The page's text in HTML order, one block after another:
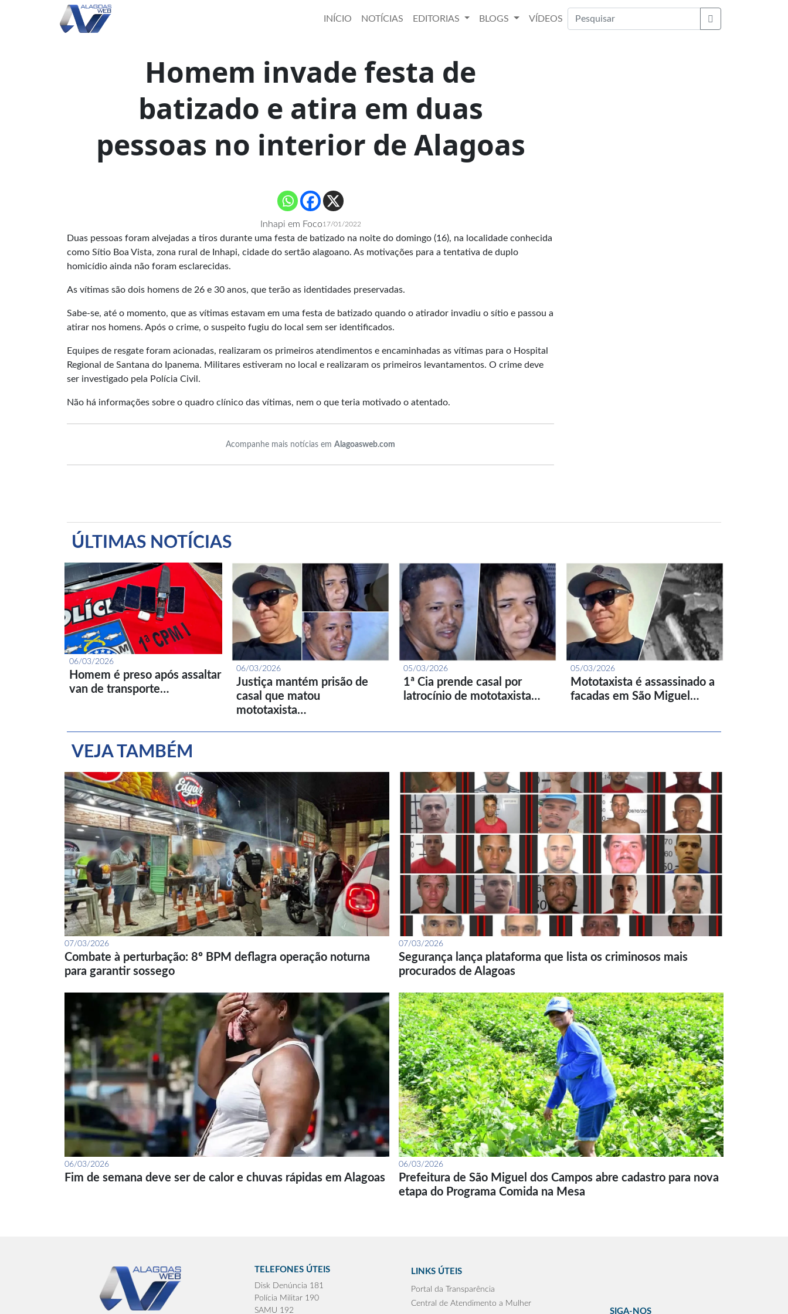
INÍCIO NOTÍCIAS EDITORIAS BLOGS
VÍDEOS
Buscar
Homem invade festa de
batizado e atira em duas
pessoas no interior de Alagoas
Inhapi em Foco17/01/2022
Duas pessoas foram alvejadas a tiros durante uma festa de batizado na noite do domingo (16), na localidade conhecida
como Sítio Boa Vista, zona rural de Inhapi, cidade do sertão alagoano. As motivações para a tentativa de duplo
homicídio ainda não foram esclarecidas.
As vítimas são dois homens de 26 e 30 anos, que terão as identidades preservadas.
Sabe-se, até o momento, que as vítimas estavam em uma festa de batizado quando o atirador invadiu o sítio e passou a
atirar nos homens. Após o crime, o suspeito fugiu do local sem ser identificados.
Equipes de resgate foram acionadas, realizaram os primeiros atendimentos e encaminhadas as vítimas para o Hospital
Regional de Santana do Ipanema. Militares estiveram no local e realizaram os primeiros levantamentos. O crime deve
ser investigado pela Polícia Civil.
Não há informações sobre o quadro clínico das vítimas, nem o que teria motivado o atentado.
Acompanhe mais notícias em Alagoasweb.com
ÚLTIMAS NOTÍCIAS
06/03/2026
Homem é preso após assaltar
van de transporte…
06/03/2026
Justiça mantém prisão de
casal que matou
mototaxista…
05/03/2026
1ª Cia prende casal por
latrocínio de mototaxista…
05/03/2026
Mototaxista é assassinado a
facadas em São Miguel…
VEJA TAMBÉM
07/03/2026
Combate à perturbação: 8º BPM deflagra operação noturna
para garantir sossego
07/03/2026
Segurança lança plataforma que lista os criminosos mais
procurados de Alagoas
06/03/2026
Fim de semana deve ser de calor e chuvas rápidas em Alagoas
06/03/2026
Prefeitura de São Miguel dos Campos abre cadastro para nova
etapa do Programa Comida na Mesa
TELEFONES ÚTEIS
Disk Denúncia 181
Polícia Militar 190
SAMU 192
LINKS ÚTEIS
Portal da Transparência
Central de Atendimento a Mulher
SIGA-NOS